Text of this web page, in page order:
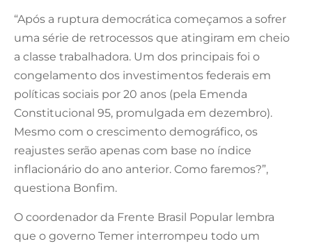
“Após a ruptura democrática começamos a sofrer
uma série de retrocessos que atingiram em cheio
a classe trabalhadora. Um dos principais foi o
congelamento dos investimentos federais em
políticas sociais por 20 anos (pela Emenda
Constitucional 95, promulgada em dezembro).
Mesmo com o crescimento demográfico, os
reajustes serão apenas com base no índice
inflacionário do ano anterior. Como faremos?”,
questiona Bonfim.
O coordenador da Frente Brasil Popular lembra
que o governo Temer interrompeu todo um